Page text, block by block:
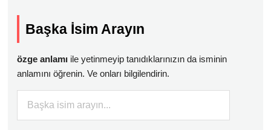
Başka İsim Arayın
özge anlamı ile yetinmeyip tanıdıklarınızın da isminin
anlamını öğrenin. Ve onları bilgilendirin.